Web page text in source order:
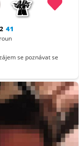
41
se poznávat se